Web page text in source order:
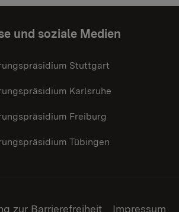
und soziale Medien
Stuttgart
Karlsruhe
Freiburg
Tübingen
zur Barrierefreiheit Impressum